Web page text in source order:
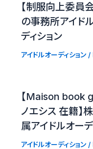
【制服向上委員
の事務所アイド
ディション
アイドルオーディション/
【Maison book
ノエシス 在籍】
属アイドルオー
アイドルオーディション/